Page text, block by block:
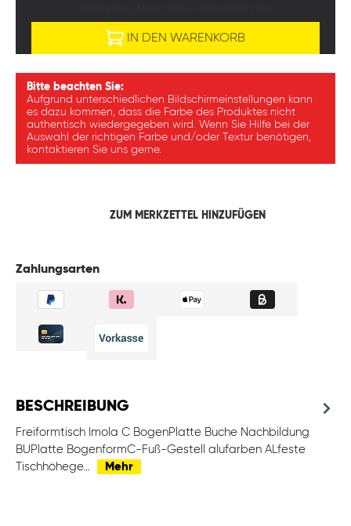
IN DEN WARENKORB
Bitte beachten Sie:
Aufgrund unterschiedlichen Bildschirmeinstellungen kann
es dazu kommen, dass die Farbe des Produktes nicht
authentisch wiedergegeben wird. Wenn Sie Hilfe bei der
Auswahl der richtigen Farbe und/oder Textur benötigen,
kontaktieren Sie uns gerne.
ZUM MERKZETTEL HINZUFÜGEN
Zahlungsarten
BESCHREIBUNG
Freiformtisch Imola C BogenPlatte Buche Nachbildung
BUPlatte BogenformC-Fuß-Gestell alufarben ALfeste
Tischhöhege…
Mehr